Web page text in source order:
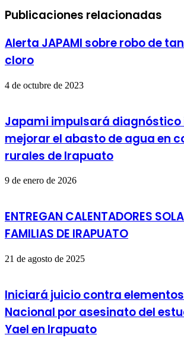
Publicaciones relacionadas
Alerta JAPAMI sobre robo de
cloro
4 de octubre de 2023
Japami impulsará
mejorar el abasto de agua en
rurales de Irapuato
9 de enero de 2026
ENTREGAN CALENTADORES
FAMILIAS DE IRAPUATO
21 de agosto de 2025
Iniciará juicio contra
Nacional por asesinato del
Yael en Irapuato